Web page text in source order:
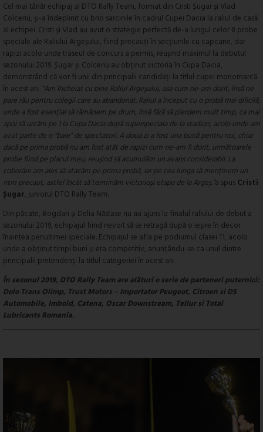
Cel mai tânăr echipaj al DTO Rally Team, format din Cristi Șugar și Vlad
Colceriu, și-a îndeplinit cu brio sarcinile în cadrul Cupei Dacia la raliul de casă
al echipei. Cristi și Vlad au avut o strategie perfectă de-a lungul celor 8 probe
speciale ale Raliului Argeșului, fiind precauți în secțiunile cu capcane, dar
rapizi acolo unde traseul de concurs a permis, reușind maximul la debutul
sezonului 2019. Șugar și Colceriu au obținut victoria în Cupa Dacia,
demonstrând că vor fi unii din principalii candidați la titlul cupei monomarcă
în acest an: ”Am încheiat cu bine Raliul Argeșului, asa cum ne-am dorit, însă ne
pare rău pentru colegii care au abandonat. Raliul a început cu o probă mai dificilă,
unde a fost esențial să rămânem pe drum, însă fără să pierdem mult timp, ca mai
apoi să urcăm pe 1 la Cupa Dacia după superspeciala de la stadion, acolo unde am
avut parte de o “baie” de spectatori. A doua zi a fost una bună pentru noi, chiar
dacă pe prima probă nu am fost atât de rapizi cum ne-am fi dorit, următoarele
probe fiind pe placul meu, reușind să acumulăm un avans considerabil. La
coborâre am ales să atacăm pe prima probă, iar pe cea lunga să menținem un
ritm precaut, astfel încât să terminăm victorioși etapa de la Argeș.”a spusCristi
Șugar, juniorul DTO Rally Team.
Din păcate, Bogdan și Delia Năstase nu au ajuns la finalul raliului de debut a
sezonului 2019, echipajul fiind nevoit să se retragă după o ieșire în decor
înaintea penultimei speciale. Echipajul se afla pe podiumul clasei 11, acolo
unde a obținut timpi buni și era competitiv, anunțându-se ca unul dintre
principalii pretendenți la titlul categoriei în acest an.
În sezonul 2019, DTO Rally Team are alături o serie de parteneri puternici:
Dolo Trans Olimp, Trust Motors – Importator Peugeot, Citroen si DS
Automobile, Imbold, Catena, Oscar Downstream, Tellur si Total
Lubricants Romania.